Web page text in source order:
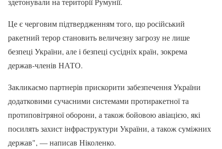
Це є черговим підтвердженням того, що російський
ракетний терор становить величезну загрозу не лише
безпеці України, але і безпеці сусідніх країн, зокрема
держав-членів НАТО.
Закликаємо партнерів прискорити забезпечення України
додатковими сучасними системами протиракетної та
протиповітряної оборони, а також бойовою авіацією, які
посилять захист інфраструктури України, а також суміжних
держав", — написав Ніколенко.